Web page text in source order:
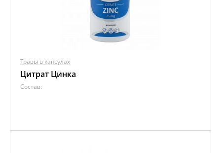
Травы в капсулах
Цитрат Цинка
Состав: